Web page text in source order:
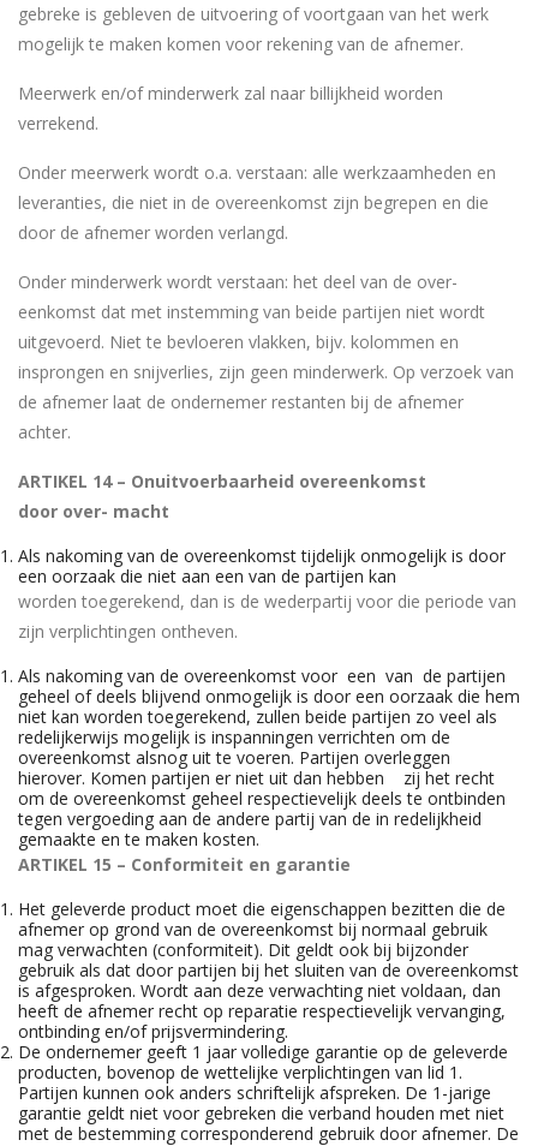
gebreke is gebleven de uitvoering of voortgaan van het werk
mogelijk te maken komen voor rekening van de afnemer.
Meerwerk en/of minderwerk zal naar billijkheid worden
verrekend.
Onder meerwerk wordt o.a. verstaan: alle werkzaamheden en
leveranties, die niet in de overeenkomst zijn begrepen en die
door de afnemer worden verlangd.
Onder minderwerk wordt verstaan: het deel van de over-
eenkomst dat met instemming van beide partijen niet wordt
uitgevoerd. Niet te bevloeren vlakken, bijv. kolommen en
insprongen en snijverlies, zijn geen minderwerk. Op verzoek van
de afnemer laat de ondernemer restanten bij de afnemer
achter.
ARTIKEL 14 – Onuitvoerbaarheid overeenkomst
door over- macht
Als nakoming van de overeenkomst tijdelijk onmogelijk is door
een oorzaak die niet aan een van de partijen kan
worden toegerekend, dan is de wederpartij voor die periode van
zijn verplichtingen ontheven.
Als nakoming van de overeenkomst voor een van de partijen
geheel of deels blijvend onmogelijk is door een oorzaak die hem
niet kan worden toegerekend, zullen beide partijen zo veel als
redelijkerwijs mogelijk is inspanningen verrichten om de
overeenkomst alsnog uit te voeren. Partijen overleggen
hierover. Komen partijen er niet uit dan hebben zij het recht
om de overeenkomst geheel respectievelijk deels te ontbinden
tegen vergoeding aan de andere partij van de in redelijkheid
gemaakte en te maken kosten.
ARTIKEL 15 – Conformiteit en garantie
Het geleverde product moet die eigenschappen bezitten die de
afnemer op grond van de overeenkomst bij normaal gebruik
mag verwachten (conformiteit). Dit geldt ook bij bijzonder
gebruik als dat door partijen bij het sluiten van de overeenkomst
is afgesproken. Wordt aan deze verwachting niet voldaan, dan
heeft de afnemer recht op reparatie respectievelijk vervanging,
ontbinding en/of prijsvermindering.
De ondernemer geeft 1 jaar volledige garantie op de geleverde
producten, bovenop de wettelijke verplichtingen van lid 1.
Partijen kunnen ook anders schriftelijk afspreken. De 1-jarige
garantie geldt niet voor gebreken die verband houden met niet
met de bestemming corresponderend gebruik door afnemer. De